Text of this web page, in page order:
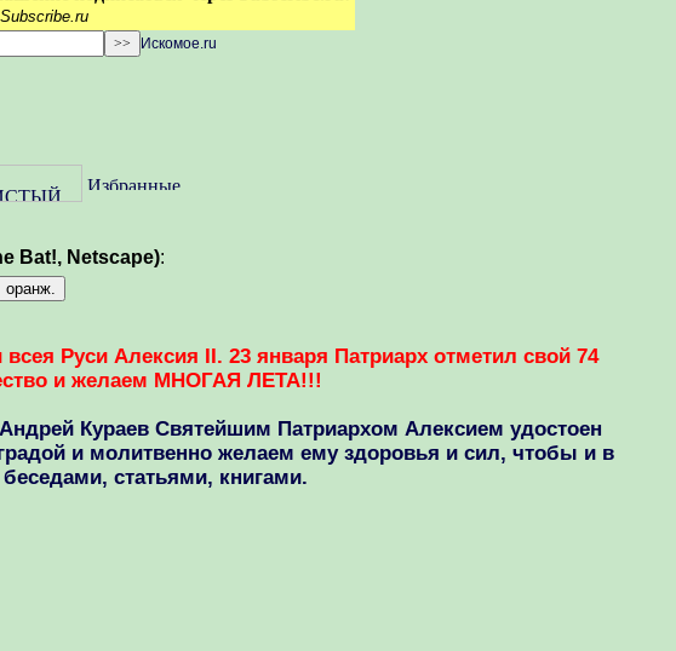
Искомое.ru
Bat!, Netscape):
Руси Алексия II. 23 января Патриарх отметил свой 74
и желаем МНОГАЯ ЛЕТА!!!
Кураев Святейшим Патриархом Алексием удостоен
и молитвенно желаем ему здоровья и сил, чтобы и в
статьями, книгами.